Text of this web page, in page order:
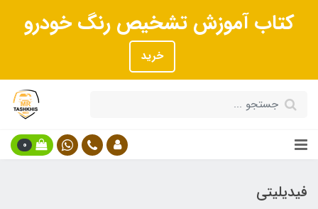
کتاب آموزش تشخیص رنگ خودرو
خرید
0
فیدیلیتی